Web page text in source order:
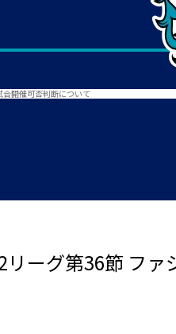
開催可否判断について
ーグ第36節 フ